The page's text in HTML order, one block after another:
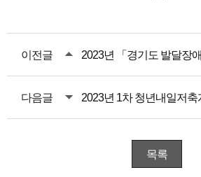
이전글
다음글 2023년 1차 청년내일저축
목록